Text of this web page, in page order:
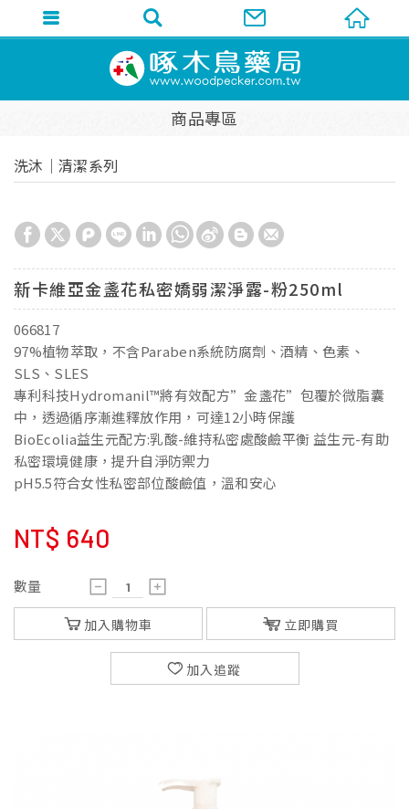
商品專區
洗沐│清潔系列
新卡維亞金盞花私密嬌弱潔淨露-粉250ml
066817
97%植物萃取，不含Paraben系統防腐劑、酒精、色素、
SLS、SLES
專利科技Hydromanil™將有效配方”金盞花”包覆於微脂囊
中，透過循序漸進釋放作用，可達12小時保護
BioEcolia益生元配方:乳酸-維持私密處酸鹼平衡 益生元-有助
私密環境健康，提升自淨防禦力
pH5.5符合女性私密部位酸鹼值，溫和安心
NT$ 640
數量
加入購物車 立即購買
加入追蹤